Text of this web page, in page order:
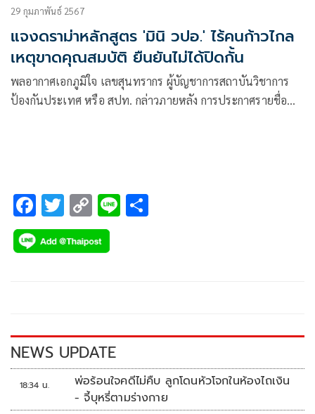
29 กุมภาพันธ์ 2567
แจงดราม่าหลักสูตร 'มินิ วปอ.' ไร้คนก้าวไกล
เหตุขาดคุณสมบัติ ยืนยันไม่ได้ปิดกั้น
พลอากาศเอกภูมิใจ เลขสุนทรากร ผู้บัญชาการสถาบันวิชาการ
ป้องกันประเทศ หรือ สปท. กล่าวภายหลัง การประกาศรายชื่อ
F
ac
e
k
T
wi
tt
C
o
p
k
Li
NEWS UPDATE
18:34 น.
พ่อร้อนใจคดีไม่คืบ ลูกโดนหัวโจกในห้องไถเงิน
- จี้บุหรี่ตามร่างกาย